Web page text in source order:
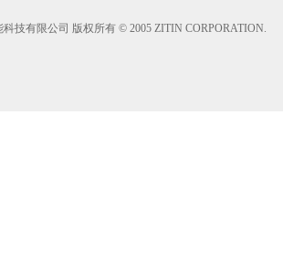
科技有限公司 版权所有 © 2005 ZITIN CORPORATION.